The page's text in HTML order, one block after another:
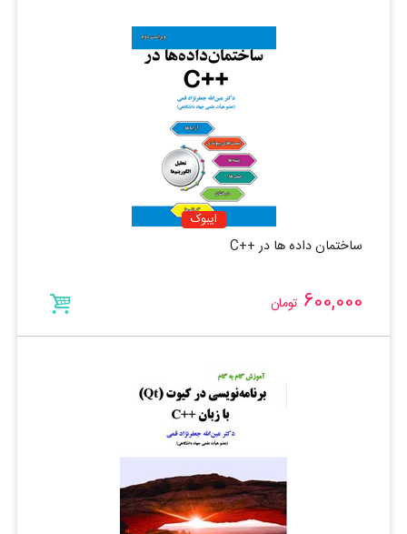
ایبوک
ساختمان داده ها در ++C
600,000 تومان